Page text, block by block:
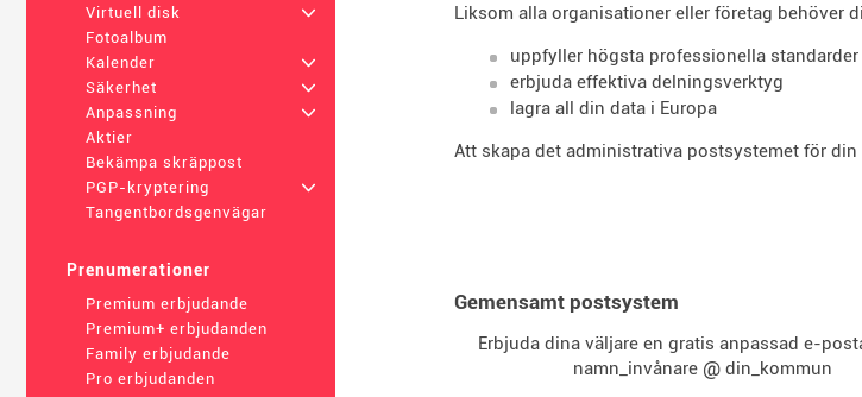
Virtuell disk
+
Fotoalbum
Kalender
+
Säkerhet
+
Anpassning
+
Aktier
Bekämpa skräppost
PGP-kryptering
+
Tangentbordsgenvägar
Prenumerationer
Premium erbjudande
Premium+ erbjudanden
Family erbjudande
Pro erbjudanden
Liksom alla organisationer eller företag behöver
uppfyller högsta professionella standarder
erbjuda effektiva delningsverktyg
lagra all din data i Europa
Att skapa det administrativa postsystemet för
Gemensamt postsystem
Erbjuda dina väljare en gratis anpassad e-
namn_invånare @ din_kommun